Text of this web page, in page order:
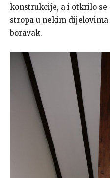
konstrukcije, a i otkrilo se
stropa u nekim
boravak.